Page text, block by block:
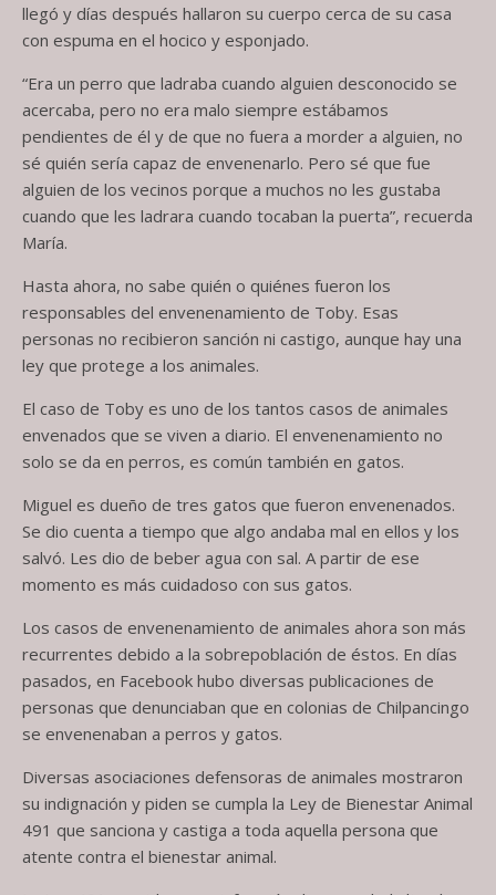
llegó y días después hallaron su cuerpo cerca de su casa
con espuma en el hocico y esponjado.
“Era un perro que ladraba cuando alguien desconocido se
acercaba, pero no era malo siempre estábamos
pendientes de él y de que no fuera a morder a alguien, no
sé quién sería capaz de envenenarlo. Pero sé que fue
alguien de los vecinos porque a muchos no les gustaba
cuando que les ladrara cuando tocaban la puerta”, recuerda
María.
Hasta ahora, no sabe quién o quiénes fueron los
responsables del envenenamiento de Toby. Esas
personas no recibieron sanción ni castigo, aunque hay una
ley que protege a los animales.
El caso de Toby es uno de los tantos casos de animales
envenados que se viven a diario. El envenenamiento no
solo se da en perros, es común también en gatos.
Miguel es dueño de tres gatos que fueron envenenados.
Se dio cuenta a tiempo que algo andaba mal en ellos y los
salvó. Les dio de beber agua con sal. A partir de ese
momento es más cuidadoso con sus gatos.
Los casos de envenenamiento de animales ahora son más
recurrentes debido a la sobrepoblación de éstos. En días
pasados, en Facebook hubo diversas publicaciones de
personas que denunciaban que en colonias de Chilpancingo
se envenenaban a perros y gatos.
Diversas asociaciones defensoras de animales mostraron
su indignación y piden se cumpla la Ley de Bienestar Animal
491 que sanciona y castiga a toda aquella persona que
atente contra el bienestar animal.